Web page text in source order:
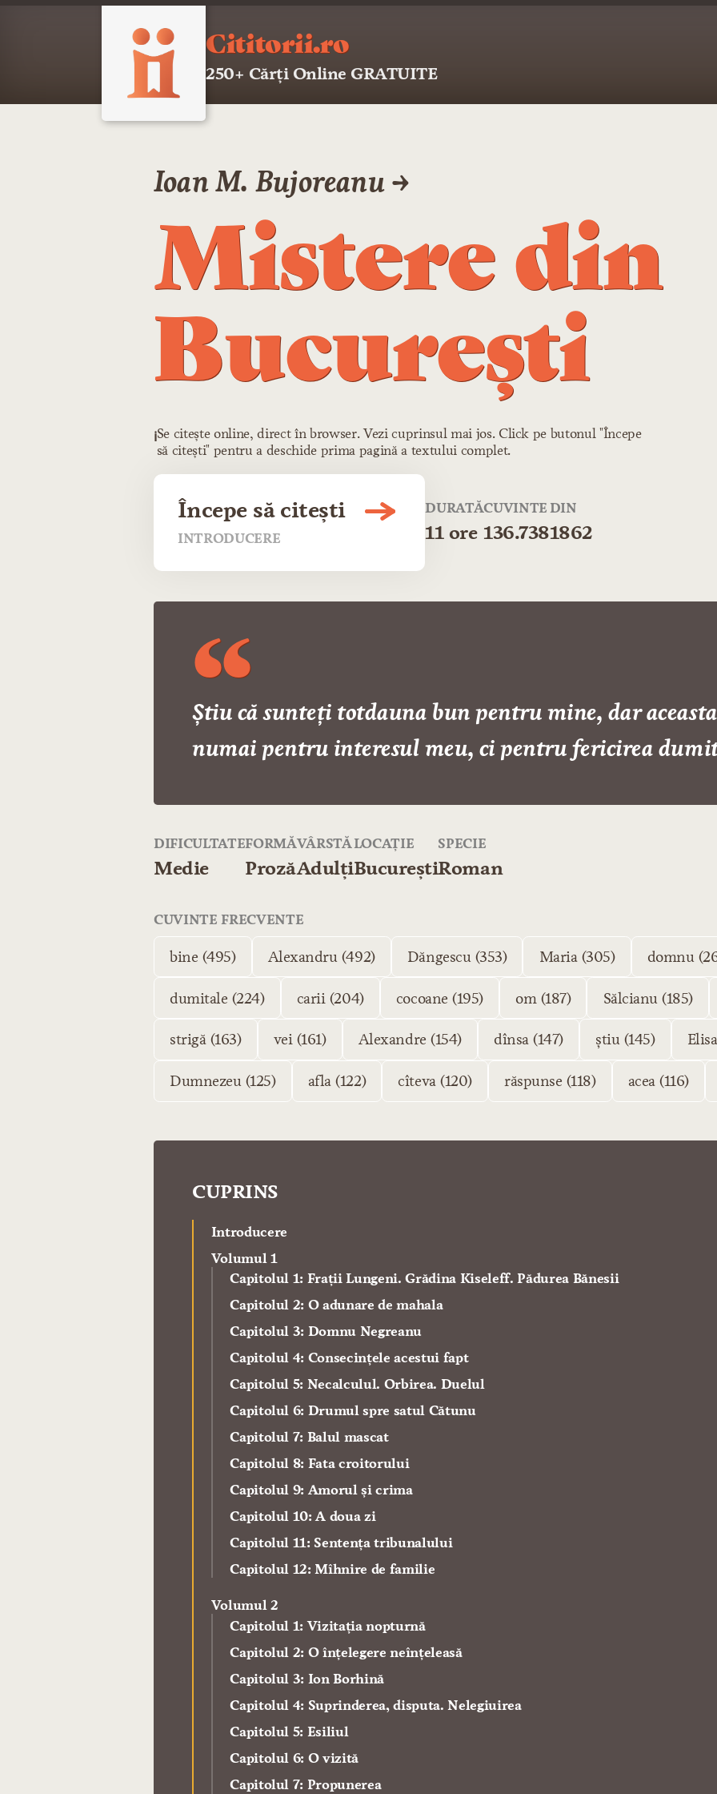
Cititorii.ro
250+ Cărți Online GRATUITE
Ioan M. Bujoreanu →
Mistere din
București
ℹ️Se citește online, direct în browser. Vezi cuprinsul mai jos. Click pe butonul "Începe
să citești" pentru a deschide prima pagină a textului complet.
Începe să citești
INTRODUCERE
DURATĂ
11 ore
CUVINTE
136.738
DIN
1862
Știu că sunteți totdauna bun pentru mine, dar
numai pentru interesul meu, ci pentru fericirea
DIFICULTATE
Medie
FORMĂ
Proză
VÂRSTĂ
Adulți
LOCAȚIE
București
SPECIE
Roman
CUVINTE FRECVENTE
bine (495) Alexandru (492) Dăngescu (353) Maria (305) domnu
dumitale (224) carii (204) cocoane (195) om (187) Sălcianu (185)
strigă (163) vei (161) Alexandre (154) dînsa (147) știu (145)
Dumnezeu (125) afla (122) cîteva (120) răspunse (118) acea (116)
CUPRINS
Introducere
Volumul 1
Capitolul 1: Frații Lungeni. Grădina Kiseleff. Pădurea Bănesii
Capitolul 2: O adunare de mahala
Capitolul 3: Domnu Negreanu
Capitolul 4: Consecințele acestui fapt
Capitolul 5: Necalculul. Orbirea. Duelul
Capitolul 6: Drumul spre satul Cătunu
Capitolul 7: Balul mascat
Capitolul 8: Fata croitorului
Capitolul 9: Amorul și crima
Capitolul 10: A doua zi
Capitolul 11: Sentența tribunalului
Capitolul 12: Mîhnire de familie
Volumul 2
Capitolul 1: Vizitația nopturnă
Capitolul 2: O înțelegere neînțeleasă
Capitolul 3: Ion Borhină
Capitolul 4: Suprinderea, disputa. Nelegiuirea
Capitolul 5: Esiliul
Capitolul 6: O vizită
Capitolul 7: Propunerea